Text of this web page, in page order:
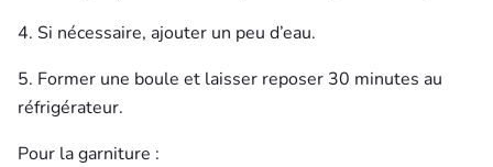
4. Si nécessaire, ajouter un peu d’eau.
5. Former une boule et laisser reposer 30 minutes au
réfrigérateur.
Pour la garniture :